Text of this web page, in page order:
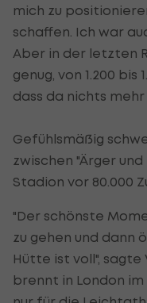
mich zu
schaffen. Ich war
Aber in der letzten
genug, von 1.200 bis
dass da nichts mehr
Gefühlsmäßig
zwischen "Ärger
Stadion vor 80.000
"Der schönste
zu gehen und dann
Hütte ist voll", sagte
brennt in London